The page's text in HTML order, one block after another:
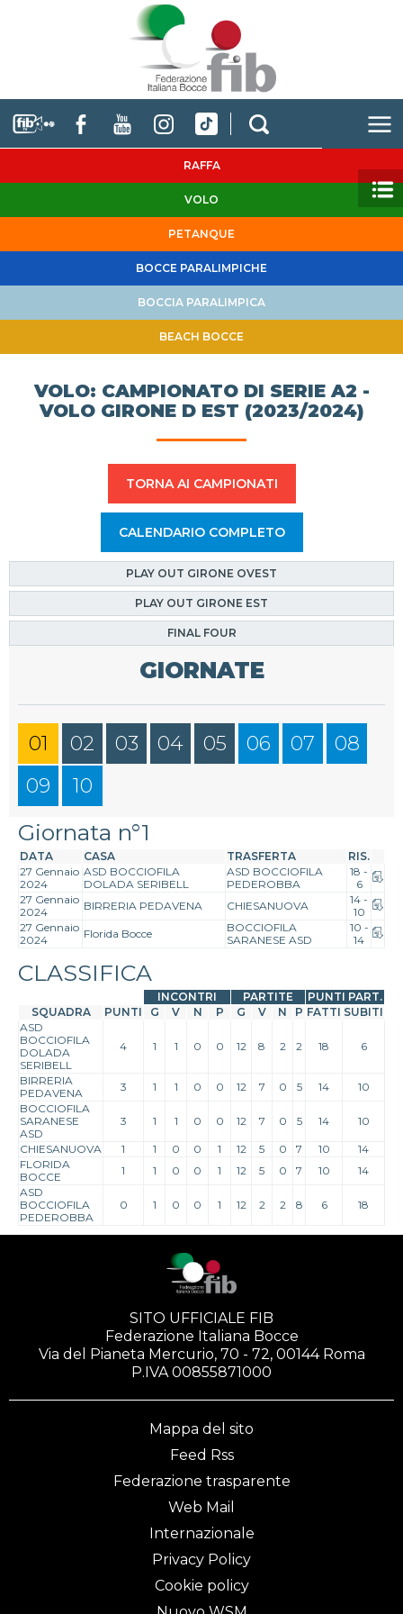
RAFFA
VOLO
PETANQUE
BOCCE PARALIMPICHE
BOCCIA PARALIMPICA
BEACH BOCCE
VOLO: CAMPIONATO DI SERIE A2 -
VOLO GIRONE D EST (2023/2024)
TORNA AI CAMPIONATI
CALENDARIO COMPLETO
PLAY OUT GIRONE OVEST
PLAY OUT GIRONE EST
FINAL FOUR
GIORNATE
01 02 03 04 05 06 07
08
09
10
Giornata n°1
DATA CASA TRASFERTA
RIS.
27 Gennaio
2024
ASD BOCCIOFILA
DOLADA SERIBELL
ASD BOCCIOFILA
PEDEROBBA
18 -
6
27 Gennaio
2024
BIRRERIA PEDAVENA CHIESANUOVA
14 -
10
27 Gennaio
2024
Florida Bocce
BOCCIOFILA
SARANESE ASD
10 -
14
CLASSIFICA
INCONTRI PARTITE
PUNTI PART.
SQUADRA
PUNTI G V N P G V N P FATTI SUBITI
ASD
BOCCIOFILA
DOLADA
SERIBELL
4 1 1 0 0 12 8 2 2 18 6
BIRRERIA
PEDAVENA
3 1 1 0 0 12 7 0 5 14
10
BOCCIOFILA
SARANESE
ASD
3 1 1 0 0 12 7 0 5 14 10
CHIESANUOVA 1 1 0 0 1 12 5 0 7 10
14
FLORIDA
BOCCE
1 1 0 0 1 12 5 0 7 10
14
ASD
BOCCIOFILA
PEDEROBBA
0 1 0 0 1 12 2 2 8 6 18
SITO UFFICIALE FIB
Federazione Italiana Bocce
Via del Pianeta Mercurio, 70 - 72, 00144 Roma
P.IVA 00855871000
Mappa del sito
Feed Rss
Federazione trasparente
Web Mail
Internazionale
Privacy Policy
Cookie policy